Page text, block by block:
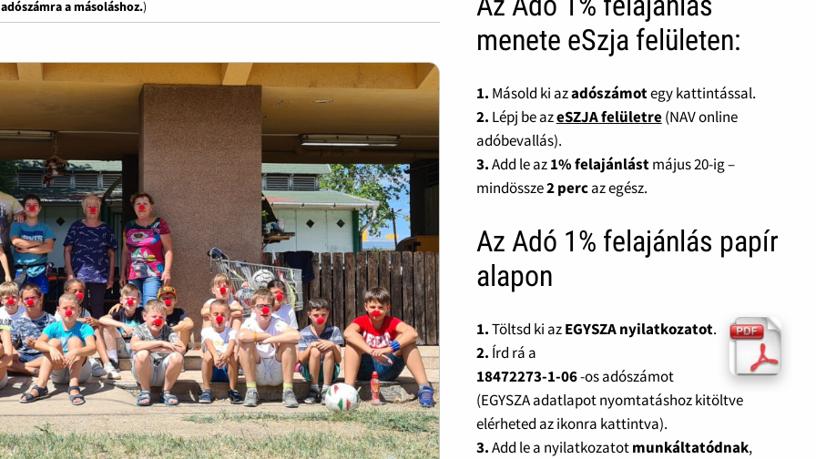
a másoláshoz.)
menete eSzja felületen:
1. Másold ki azadószámotegy kattintással.
2. Lépj be azeSZJA felületre(NAV online
adóbevallás).
3.Add le az1% felajánlástmájus 20-ig –
mindössze2 percaz egész.
Az Adó 1% felajánlás papír
alapon
1.Töltsd ki azEGYSZA nyilatkozatot.
2. Írd rá a
18472273-1-06-os adószámot
(EGYSZA adatlapot nyomtatáshoz kitöltve
elérheted az ikonra kattintva).
3.Add le a nyilatkozatotmunkáltatódnak,